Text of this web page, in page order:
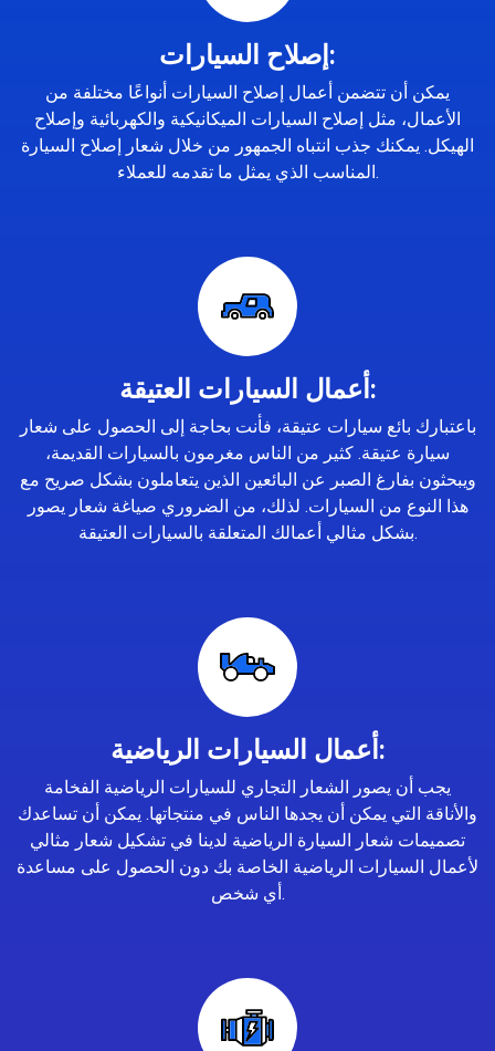
إصلاح السيارات:
يمكن أن تتضمن أعمال إصلاح السيارات أنواعًا مختلفة من
الأعمال، مثل إصلاح السيارات الميكانيكية والكهربائية وإصلاح
الهيكل. يمكنك جذب انتباه الجمهور من خلال شعار إصلاح السيارة
المناسب الذي يمثل ما تقدمه للعملاء.
أعمال السيارات العتيقة:
باعتبارك بائع سيارات عتيقة، فأنت بحاجة إلى الحصول على شعار
سيارة عتيقة. كثير من الناس مغرمون بالسيارات القديمة،
ويبحثون بفارغ الصبر عن البائعين الذين يتعاملون بشكل صريح مع
هذا النوع من السيارات. لذلك، من الضروري صياغة شعار يصور
بشكل مثالي أعمالك المتعلقة بالسيارات العتيقة.
أعمال السيارات الرياضية:
يجب أن يصور الشعار التجاري للسيارات الرياضية الفخامة
والأناقة التي يمكن أن يجدها الناس في منتجاتها. يمكن أن تساعدك
تصميمات شعار السيارة الرياضية لدينا في تشكيل شعار مثالي
لأعمال السيارات الرياضية الخاصة بك دون الحصول على مساعدة
أي شخص.